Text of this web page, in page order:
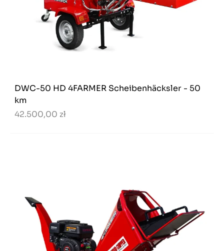
DWC-50 HD 4FARMER Scheibenhäcksler - 50
km
42.500,00 zł